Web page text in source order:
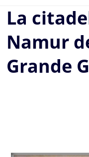
La
Namur
Grande